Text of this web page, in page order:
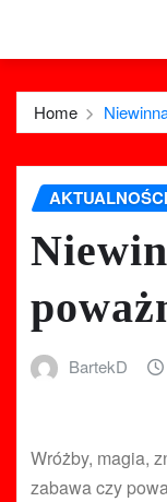
Home
AKTUALNOŚCI
BartekD
Wróżby, magia,
zabawa czy